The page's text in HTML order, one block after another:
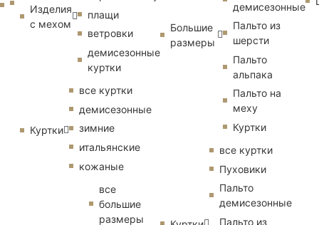
Изделия
с мехом
плащи
ветровки
демисезонные
куртки
Куртки
все куртки
демисезонные
зимние
итальянские
кожаные
все
большие
размеры
Большие
размеры
демисезонные
Пальто из
шерсти
Пальто
альпака
Пальто на
меху
Куртки
все куртки
Пуховики
Пальто
демисезонные
Пальто из